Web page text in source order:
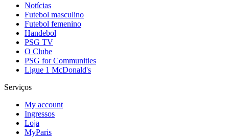
Notícias
Futebol masculino
Futebol femenino
Handebol
PSG TV
O Clube
PSG for Communities
Ligue 1 McDonald's
Serviços
My account
Ingressos
Loja
MyParis